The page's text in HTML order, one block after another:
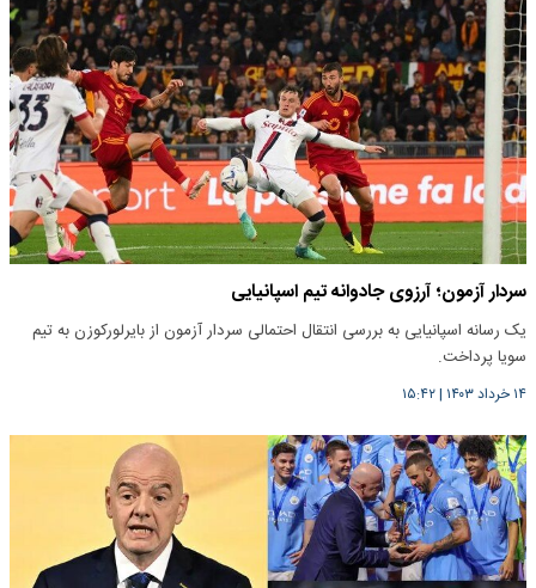
سردار آزمون؛ آرزوی جادوانه تیم اسپانیایی
یک رسانه اسپانیایی به بررسی انتقال احتمالی سردار آزمون از بایرلورکوزن به تیم
سویا پرداخت.
۱۴ خرداد ۱۴۰۳ |۱۵:۴۲